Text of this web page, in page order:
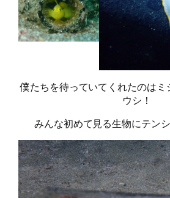
僕たちを待っていてくれたのはミ
ウシ！
みんな初めて見る生物にテン